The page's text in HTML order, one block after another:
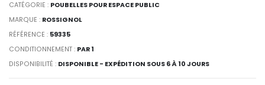
CATÉGORIE : POUBELLES POUR ESPACE PUBLIC
MARQUE : ROSSIGNOL
RÉFÉRENCE : 59335
CONDITIONNEMENT : PAR 1
DISPONIBILITÉ : DISPONIBLE - EXPÉDITION SOUS 6 À 10 JOURS